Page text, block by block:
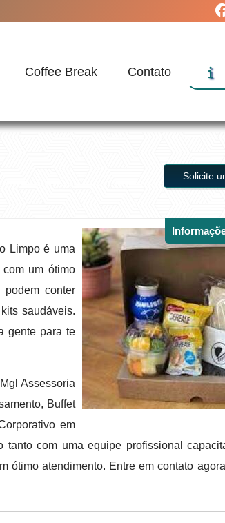
Coffee Break Contato
Solicite
Limpo é uma
um ótimo
conter
saudáveis.
gente para te
Assessoria
Buffet
em
com uma equipe profissional
ótimo atendimento. Entre em contato